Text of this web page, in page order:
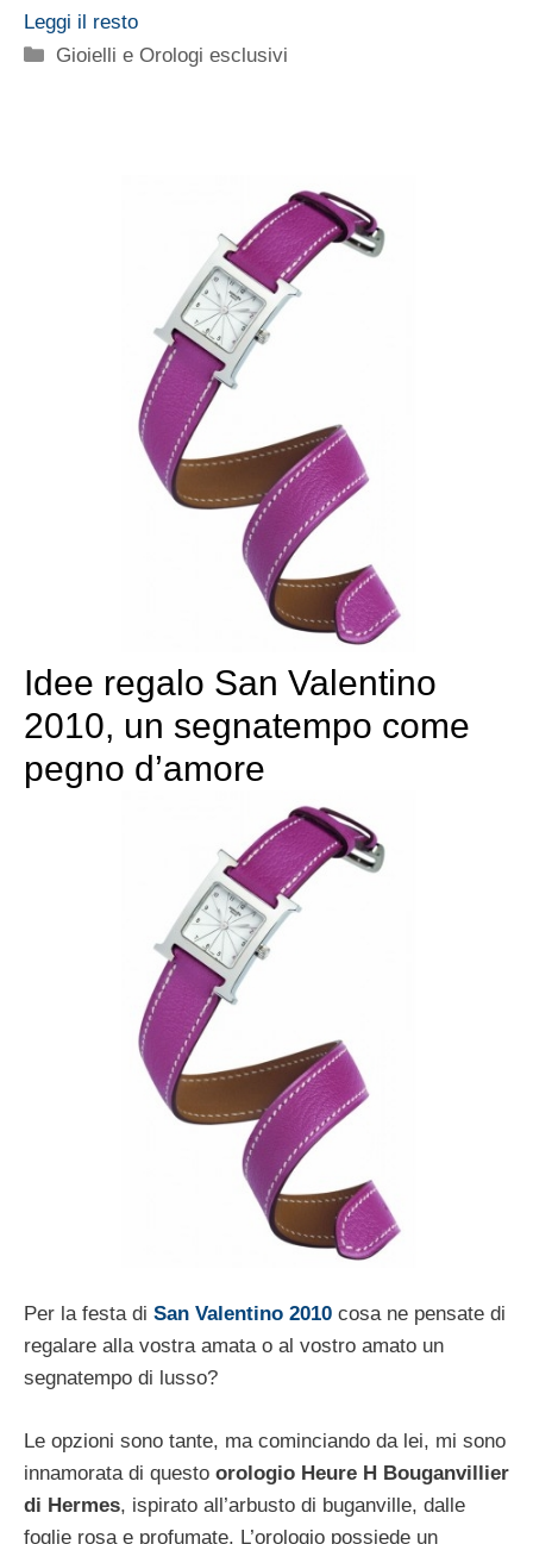
Leggi il resto
Categorie
Gioielli e Orologi esclusivi
Idee regalo San Valentino
2010, un segnatempo come
pegno d’amore
Per la festa di San Valentino 2010 cosa ne pensate di
regalare alla vostra amata o al vostro amato un
segnatempo di lusso?
Le opzioni sono tante, ma cominciando da lei, mi sono
innamorata di questo orologio Heure H Bouganvillier
di Hermes, ispirato all’arbusto di buganville, dalle
foglie rosa e profumate. L’orologio possiede un